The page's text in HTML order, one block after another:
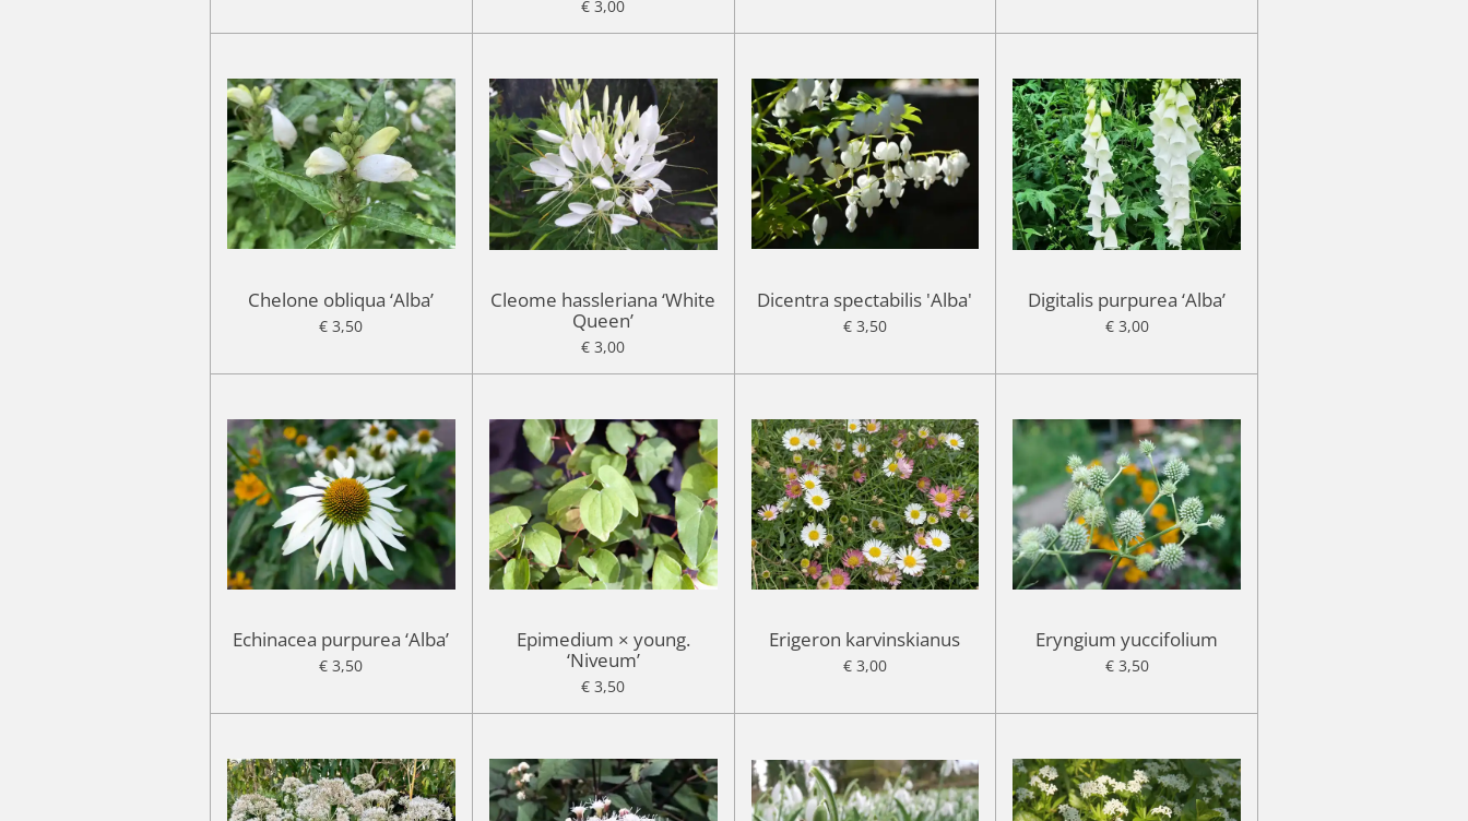
€ 3,00
Chelone obliqua ‘Alba’
€ 3,50
Cleome hassleriana ‘White
Queen’
€ 3,00
Dicentra spectabilis 'Alba'
€ 3,50
Digitalis purpurea ‘Alba’
€ 3,00
Echinacea purpurea ‘Alba’
€ 3,50
Epimedium × young.
‘Niveum’
€ 3,50
Erigeron karvinskianus
€ 3,00
Eryngium yuccifolium
€ 3,50